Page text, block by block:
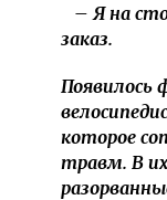
– Я на
заказ.
Появилось
которое
травм. В